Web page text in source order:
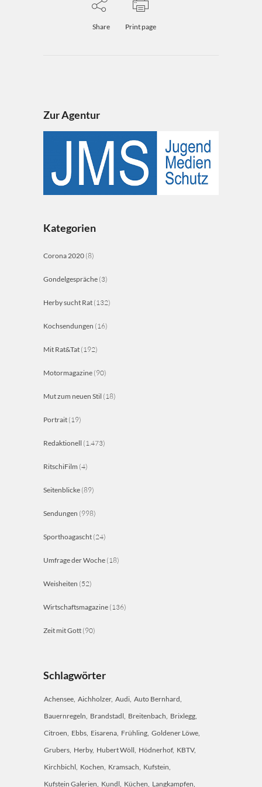
Share Print page
Zur Agentur
Kategorien
Corona 2020 (8)
Gondelgespräche (3)
Herby sucht Rat (132)
Kochsendungen (16)
Mit Rat&Tat (192)
Motormagazine (90)
Mut zum neuen Stil (18)
Portrait (19)
Redaktionell (1.473)
RitschiFilm (4)
Seitenblicke (89)
Sendungen (998)
Sporthoagascht (24)
Umfrage der Woche (18)
Weisheiten (52)
Wirtschaftsmagazine (136)
Zeit mit Gott (90)
Schlagwörter
Achensee Aichholzer Audi Auto Bernhard
Bauernregeln Brandstadl Breitenbach Brixlegg
Citroen Ebbs Eisarena Frühling Goldener Löwe
Grubers Herby Hubert Wöll Hödnerhof KBTV
Kirchbichl Kochen Kramsach Kufstein
Kufstein Galerien Kundl Küchen Langkampfen